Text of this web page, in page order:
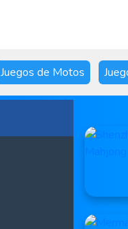
Juegos de Motos